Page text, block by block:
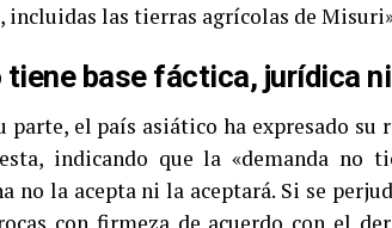
incluidas las tierras agrícolas de
tiene base fáctica, jurídica
parte, el país asiático ha expresado su
indicando que la «demanda no
no la acepta ni la aceptará. Si se
con firmeza de acuerdo con el